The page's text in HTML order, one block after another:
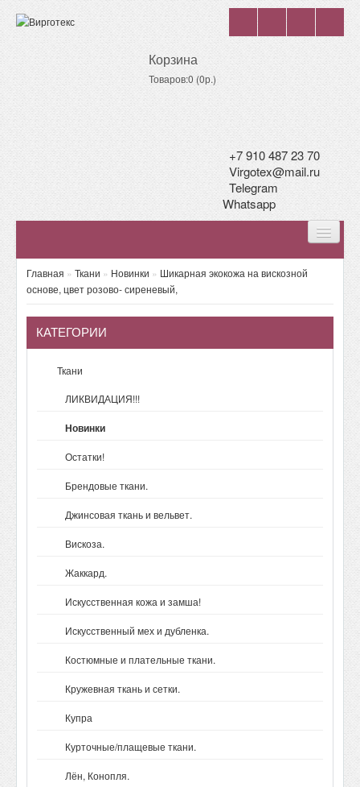
Корзина
Товаров:0 (0р.)
+7 910 487 23 70
Virgotex@mail.ru
Telegram
Whatsapp
ГЛАВНАЯ
ТКАНИ
ОБ ОПЛАТЕ
О ДОСТАВКЕ
ОТЗЫВЫ
КОНТАКТЫ
Главная » Ткани » Новинки » Шикарная экокожа на вискозной
основе, цвет розово- сиреневый,
КАТЕГОРИИ
Ткани
ЛИКВИДАЦИЯ!!!
Новинки
Остатки!
Брендовые ткани.
Джинсовая ткань и вельвет.
Вискоза.
Жаккард.
Искусственная кожа и замша!
Искусственный мех и дубленка.
Костюмные и плательные ткани.
Кружевная ткань и сетки.
Купра
Курточные/плащевые ткани.
Лён, Конопля.